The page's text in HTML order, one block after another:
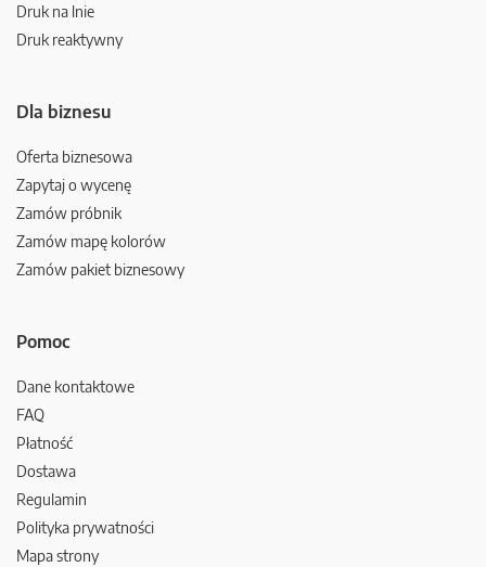
Druk na lnie
Druk reaktywny
Dla biznesu
Oferta biznesowa
Zapytaj o wycenę
Zamów próbnik
Zamów mapę kolorów
Zamów pakiet biznesowy
Pomoc
Dane kontaktowe
FAQ
Płatność
Dostawa
Regulamin
Polityka prywatności
Mapa strony